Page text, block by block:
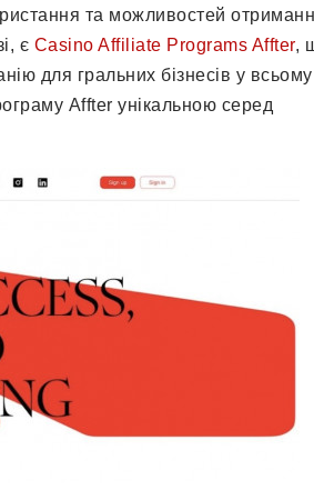
та можливостей
є Casino Affiliate Programs Affter,
для гральних бізнесів у всьому
Affter унікальною серед